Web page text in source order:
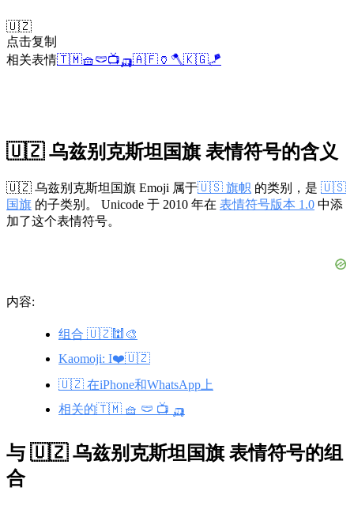
🇺🇿
点击复制
相关表情🇹🇲🧺🩲📺🛺🇦🇫 🏺 🪓🇰🇬🪁
🇺🇿 乌兹别克斯坦国旗 表情符号的含义
🇺🇿 乌兹别克斯坦国旗 Emoji 属于🇺🇸 旗帜 的类别，是 🇺🇸
国旗 的子类别。 Unicode 于 2010 年在 表情符号版本 1.0 中添
加了这个表情符号。
内容:
组合 🇺🇿🕍🎨
Kaomoji: I❤️🇺🇿
🇺🇿 在iPhone和WhatsApp上
相关的🇹🇲 🧺 🩲 📺 🛺
与 🇺🇿 乌兹别克斯坦国旗 表情符号的组
合